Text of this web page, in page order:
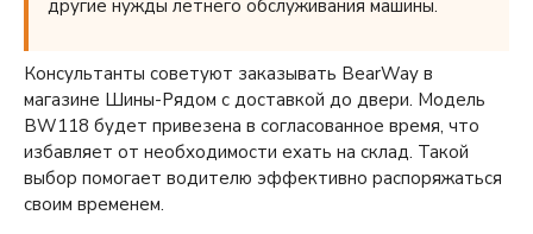
другие нужды летнего обслуживания машины.
Консультанты советуют заказывать BearWay в
магазине Шины-Рядом с доставкой до двери. Модель
BW118 будет привезена в согласованное время, что
избавляет от необходимости ехать на склад. Такой
выбор помогает водителю эффективно распоряжаться
своим временем.